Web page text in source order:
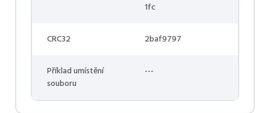
1fc
CRC32 2baf9797
Příklad umístění
souboru
---